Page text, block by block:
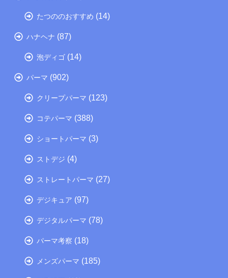
たつののおすすめ (14)
ハナヘナ (87)
泡ディゴ (14)
パーマ (902)
クリープパーマ (123)
コテパーマ (388)
ショートパーマ (3)
ストデジ (4)
ストレートパーマ (27)
デジキュア (97)
デジタルパーマ (78)
パーマ考察 (18)
メンズパーマ (185)